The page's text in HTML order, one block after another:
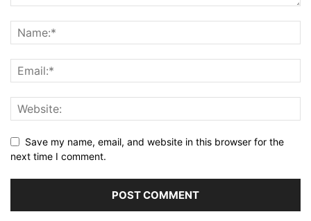
Save my name, email, and website in this browser for the
next time I comment.